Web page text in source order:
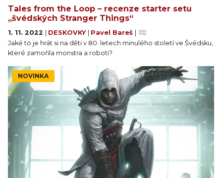
Tales from the Loop – recenze starter setu
„švédských Stranger Things“
1. 11. 2022 DESKOVKY Pavel Bareš
Jaké to je hrát si na děti v 80. letech minulého století ve Švédsku,
které zamořila monstra a roboti?
NOVINKA